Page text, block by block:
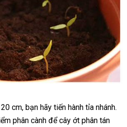
cm, bạn hãy tiến hành tỉa nhánh.
phân cành để cây ớt phân tán